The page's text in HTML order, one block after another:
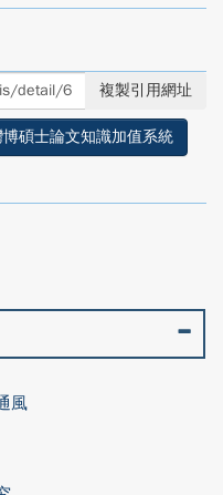
複製引用網址
碩士論文知識加值系統
風